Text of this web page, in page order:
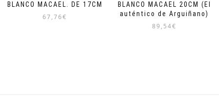
BLANCO MACAEL. DE 17CM
67,76€
BLANCO MACAEL 20CM (El
auténtico de Arguiñano)
89,54€